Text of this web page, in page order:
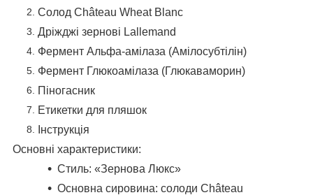
Солод Château Wheat Blanc
Дріжджі зернові Lallemand
Фермент Альфа-амілаза (Амілосубтілін)
Фермент Глюкоамілаза (Глюкаваморин)
Піногасник
Етикетки для пляшок
Інструкція
Основні характеристики:
Стиль: «Зернова Люкс»
Основна сировина: солоди Château